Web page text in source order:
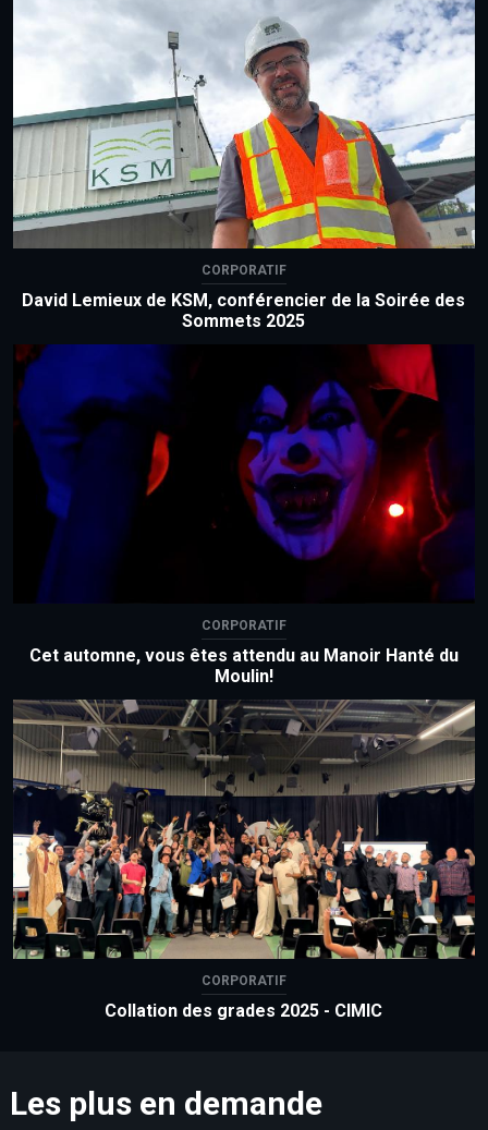
CORPORATIF
David Lemieux de KSM, conférencier de la Soirée des
Sommets 2025
CORPORATIF
Cet automne, vous êtes attendu au Manoir Hanté du
Moulin!
CORPORATIF
Collation des grades 2025 - CIMIC
Les plus en demande